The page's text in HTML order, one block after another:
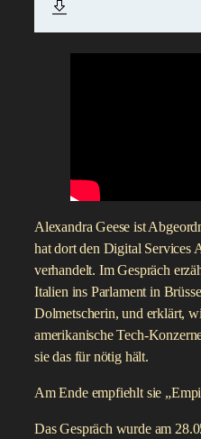
Alexandra Geese ist
hat dort den Digital Services
verhandelt. Im Gespräch
Italien ins Parlament in
Dolmetscherin, und erklärt,
amerikanische Tech-
sie das für nötig hält.
Am Ende empfiehlt sie
Das Gespräch wurde am